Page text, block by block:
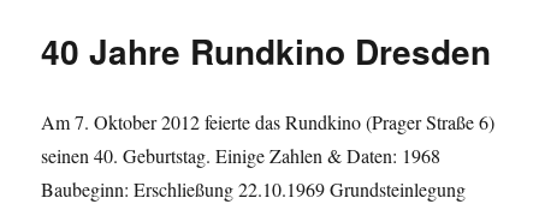
Dresden
40 Jahre Rundkino Dresden
Am 7. Oktober 2012 feierte das Rundkino (Prager Straße 6)
seinen 40. Geburtstag. Einige Zahlen & Daten: 1968
Baubeginn: Erschließung 22.10.1969 Grundsteinlegung